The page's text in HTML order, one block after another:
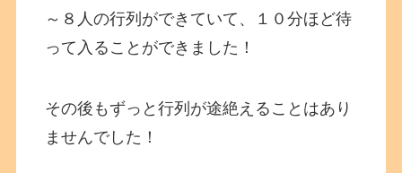
～８人の行列ができていて、１０分ほど待
って入ることができました！
その後もずっと行列が途絶えることはあり
ませんでした！